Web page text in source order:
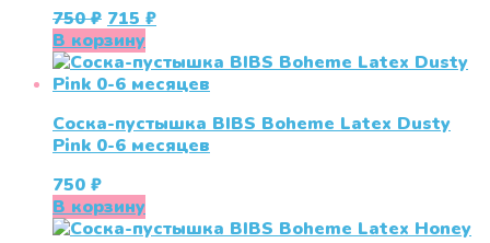
750₽ Первоначальная
цена
составляла
750 ₽.
715 ₽Текущая
715 ₽.
В корзину
Соска-пустышка BIBS Boheme Latex Dusty
Pink 0-6 месяцев
750 ₽
В корзину